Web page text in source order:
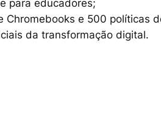
para educadores;
e 500 políticas
da transformação digital.